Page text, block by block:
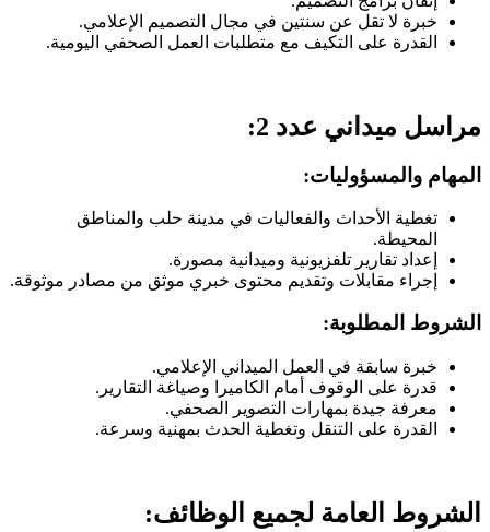
خبرة لا تقل عن سنتين في مجال التصميم الإعلامي.
القدرة على التكيف مع متطلبات العمل الصحفي اليومية.
مراسل ميداني عدد 2:
المهام والمسؤوليات:
تغطية الأحداث والفعاليات في مدينة حلب والمناطق
المحيطة.
إعداد تقارير تلفزيونية وميدانية مصورة.
إجراء مقابلات وتقديم محتوى خبري موثق من مصادر موثوقة.
الشروط المطلوبة:
خبرة سابقة في العمل الميداني الإعلامي.
قدرة على الوقوف أمام الكاميرا وصياغة التقارير.
معرفة جيدة بمهارات التصوير الصحفي.
القدرة على التنقل وتغطية الحدث بمهنية وسرعة.
الشروط العامة لجميع الوظائف: